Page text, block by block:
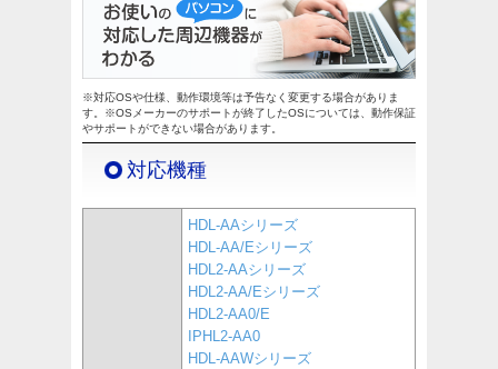
※対応OSや仕様、動作環境等は予告なく変更する場合がありま
す。※OSメーカーのサポートが終了したOSについては、動作保証
やサポートができない場合があります。
対応機種
HDL-AAシリーズ
HDL-AA/Eシリーズ
HDL2-AAシリーズ
HDL2-AA/Eシリーズ
HDL2-AA0/E
IPHL2-AA0
HDL-AAWシリーズ